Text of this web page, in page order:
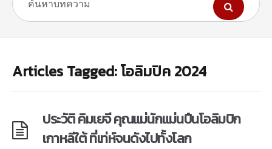
Articles Tagged: โอลิมปิค 2024
ประวัติ คิมเยจี คุณแม่นักแม่นปืนโอลิมปิก
เกาหลีใต้ ที่เท่ห์จนดังไปทั้งโลก